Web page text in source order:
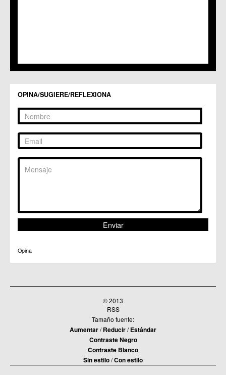
C.C. Zarandona
OPINA/SUGIERE/REFLEXIONA
Opina
© 2013
RSS
Tamaño fuente:
Aumentar/Reducir/Estándar
Contraste Negro
Contraste Blanco
Sin estilo/Con estilo